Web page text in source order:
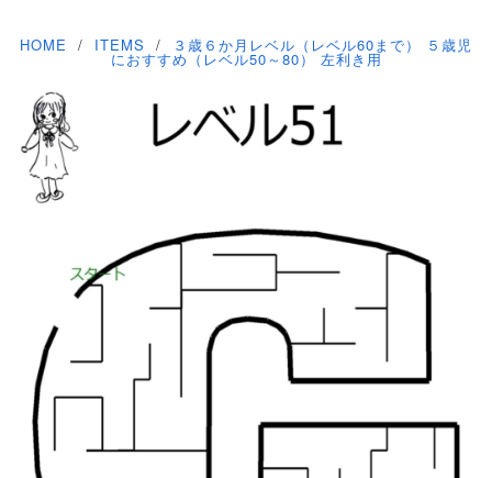
HOME ITEMS ３歳６か月レベル（レベル60まで） ５歳児
におすすめ（レベル50～80） 左利き用